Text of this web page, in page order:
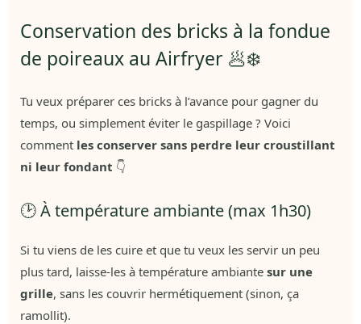
Conservation des bricks à la fondue
de poireaux au Airfryer 🥟❄️
Tu veux préparer ces bricks à l’avance pour gagner du
temps, ou simplement éviter le gaspillage ? Voici
comment les conserver sans perdre leur croustillant
ni leur fondant 👇
🕑 À température ambiante (max 1h30)
Si tu viens de les cuire et que tu veux les servir un peu
plus tard, laisse-les à température ambiante sur une
grille, sans les couvrir hermétiquement (sinon, ça
ramollit).